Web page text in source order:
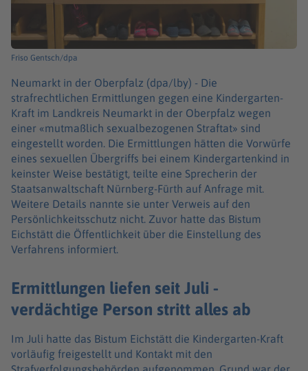
Friso Gentsch/dpa
Neumarkt in der Oberpfalz (dpa/lby) - Die
strafrechtlichen Ermittlungen gegen eine Kindergarten-
Kraft im Landkreis Neumarkt in der Oberpfalz wegen
einer «mutmaßlich sexualbezogenen Straftat» sind
eingestellt worden. Die Ermittlungen hätten die Vorwürfe
eines sexuellen Übergriffs bei einem Kindergartenkind in
keinster Weise bestätigt, teilte eine Sprecherin der
Staatsanwaltschaft Nürnberg-Fürth auf Anfrage mit.
Weitere Details nannte sie unter Verweis auf den
Persönlichkeitsschutz nicht. Zuvor hatte das Bistum
Eichstätt die Öffentlichkeit über die Einstellung des
Verfahrens informiert.
Ermittlungen liefen seit Juli -
verdächtige Person stritt alles ab
Im Juli hatte das Bistum Eichstätt die Kindergarten-Kraft
vorläufig freigestellt und Kontakt mit den